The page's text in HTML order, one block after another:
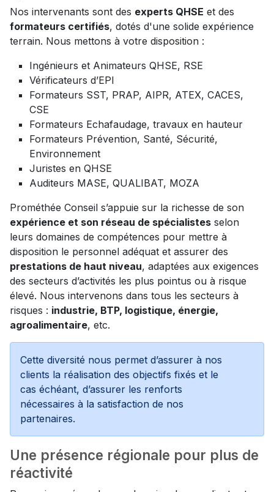
Nos intervenants sont des experts QHSE et des
formateurs certifiés, dotés d'une solide expérience
terrain. Nous mettons à votre disposition :
Ingénieurs et Animateurs QHSE, RSE
Vérificateurs d’EPI
Formateurs SST, PRAP, AIPR, ATEX, CACES,
CSE
Formateurs Echafaudage, travaux en hauteur
Formateurs Prévention, Santé, Sécurité,
Environnement
Juristes en QHSE
Auditeurs MASE, QUALIBAT, MOZA
Prométhée Conseil s’appuie sur la richesse de son
expérience et son réseau de spécialistes selon
leurs domaines de compétences pour mettre à
disposition le personnel adéquat et assurer des
prestations de haut niveau, adaptées aux exigences
des secteurs d’activités les plus pointus ou à risque
élevé. Nous intervenons dans tous les secteurs à
risques : industrie, BTP, logistique, énergie,
agroalimentaire, etc.
Cette diversité nous permet d’assurer à nos
clients la réalisation des objectifs fixés et le
cas échéant, d’assurer les renforts
nécessaires à la satisfaction de nos
partenaires.
Une présence régionale pour plus de
réactivité